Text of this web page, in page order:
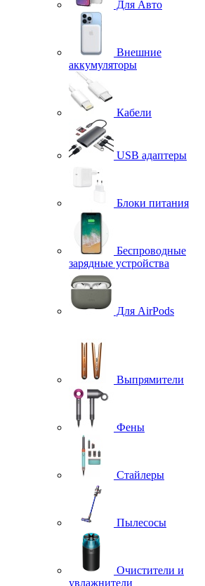
Для Авто
Внешние
аккумуляторы
Кабели
USB адаптеры
Блоки питания
Беспроводные
зарядные устройства
Для AirPods
Выпрямители
Фены
Стайлеры
Пылесосы
Очистители и
увлажнители